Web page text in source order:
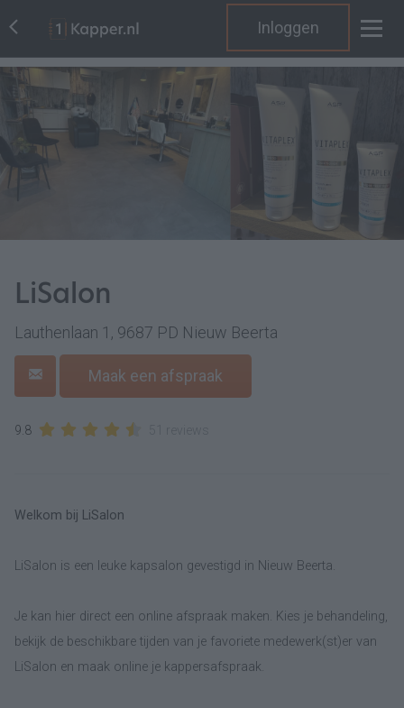
Inloggen
LiSalon
Lauthenlaan 1, 9687 PD Nieuw Beerta
Maak een afspraak
9.8
Welkom bij LiSalon
LiSalon is een leuke kapsalon gevestigd in Nieuw Beerta.
Je kan hier direct een online afspraak maken. Kies je behandeling,
bekijk de beschikbare tijden van je favoriete medewerk(st)er van
LiSalon en maak online je kappersafspraak.